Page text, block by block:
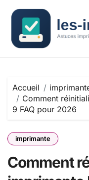
contenu
Accueil
Comment
9 FAQ pour 2026
imprimante
Comment